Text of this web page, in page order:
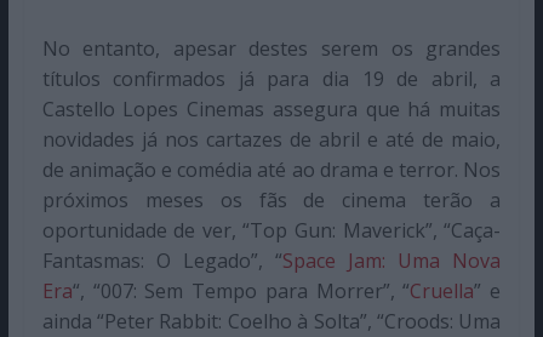
No entanto, apesar destes serem os grandes
títulos confirmados já para dia 19 de abril, a
Castello Lopes Cinemas assegura que há muitas
novidades já nos cartazes de abril e até de maio,
de animação e comédia até ao drama e terror. Nos
próximos meses os fãs de cinema terão a
oportunidade de ver, “Top Gun: Maverick”, “Caça-
Fantasmas: O Legado”, “Space Jam: Uma Nova
Era“, “007: Sem Tempo para Morrer”, “Cruella” e
ainda “Peter Rabbit: Coelho à Solta”, “Croods: Uma